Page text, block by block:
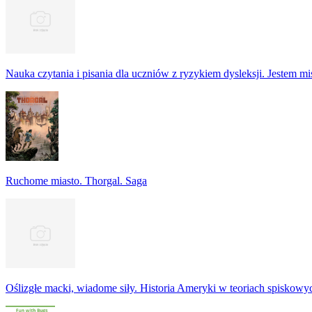
Nauka czytania i pisania dla uczniów z ryzykiem dysleksji. Jestem
Ruchome miasto. Thorgal. Saga
Oślizgłe macki, wiadome siły. Historia Ameryki w teoriach